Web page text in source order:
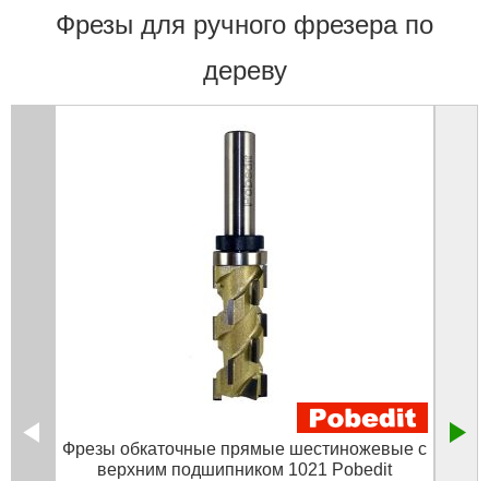
Фрезы для ручного фрезера по
дереву
Фрезы обкаточные прямые шестиножевые с
верхним подшипником 1021 Pobedit